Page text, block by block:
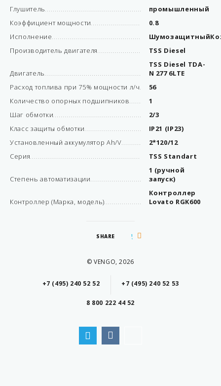
Глушитель
промышленный
Коэффициент мощности
0.8
Исполнение
Производитель двигателя
TSS Diesel
Двигатель
TSS Diesel TDA-
N 277 6LTE
Расход топлива при 75% мощности л/ч
56
Количество опорных подшипников
1
Шаг обмотки
2/3
Класс защиты обмотки
IP21 (IP23)
Установленный аккумулятор Ah/V
2*120/12
Серия
TSS Standart
Степень автоматизации
1 (ручной
запуск)
Контроллер (Марка, модель)
Контроллер
Lovato RGK600
SHARE
© VENGO, 2026
+7 (495) 240 52 52 +7 (495) 240 52 53
8 800 222 44 52